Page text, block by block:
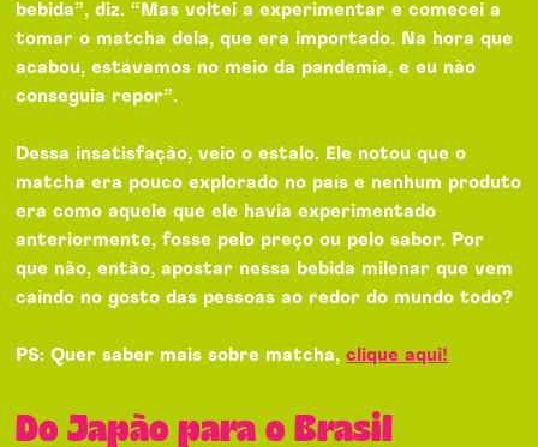
bebida”, diz. “Mas voltei a experimentar e comecei a
tomar o matcha dela, que era importado. Na hora que
acabou, estávamos no meio da pandemia, e eu não
conseguia repor”.
Dessa insatisfação, veio o estalo. Ele notou que o
matcha era pouco explorado no país e nenhum produto
era como aquele que ele havia experimentado
anteriormente, fosse pelo preço ou pelo sabor. Por
que não, então, apostar nessa bebida milenar que vem
caindo no gosto das pessoas ao redor do mundo todo?
PS: Quer saber mais sobre matcha,clique aqui!
Do Japão para o Brasil